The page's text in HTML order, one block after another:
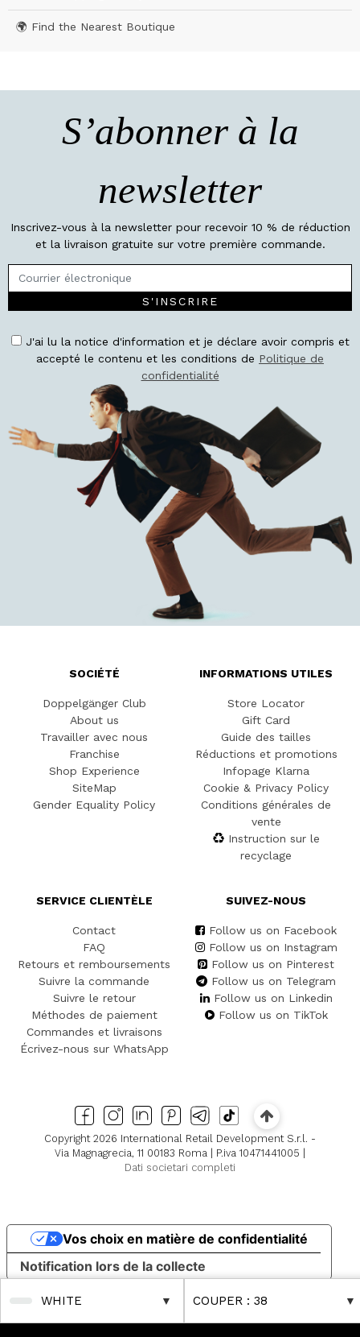
WHITE COUPER : 38
🌍 Find the Nearest Boutique
S’abonner à la
newsletter
Inscrivez-vous à la newsletter pour recevoir 10 % de réduction
et la livraison gratuite sur votre première commande.
S'INSCRIRE
J'ai lu la notice d'information et je déclare avoir compris et
accepté le contenu et les conditions de Politique de
confidentialité
SOCIÉTÉ
Doppelgänger Club
About us
Travailler avec nous
Franchise
Shop Experience
SiteMap
Gender Equality Policy
INFORMATIONS UTILES
Store Locator
Gift Card
Guide des tailles
Réductions et promotions
Infopage Klarna
Cookie & Privacy Policy
Conditions générales de
vente
Instruction sur le
recyclage
SERVICE CLIENTÈLE
Contact
FAQ
Retours et remboursements
Suivre la commande
Suivre le retour
Méthodes de paiement
Commandes et livraisons
Écrivez-nous sur WhatsApp
SUIVEZ-NOUS
Follow us on Facebook
Follow us on Instagram
Follow us on Pinterest
Follow us on Telegram
Follow us on Linkedin
Follow us on TikTok
Copyright 2026 International Retail Development S.r.l. -
Via Magnagrecia, 11 00183 Roma | P.iva 10471441005 |
Dati societari completi
Notification lors de la collecte
Vos choix en matière de confidentialité